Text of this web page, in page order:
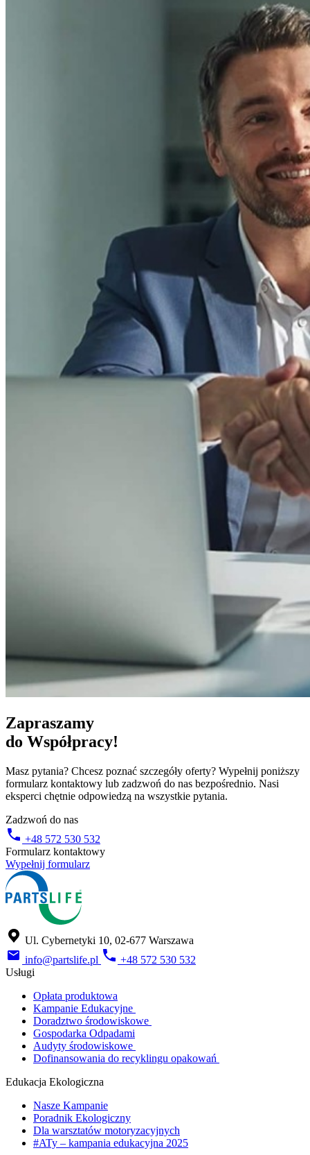
Zapraszamy
do Współpracy!
Masz pytania? Chcesz poznać szczegóły oferty? Wypełnij poniższy
formularz kontaktowy lub zadzwoń do nas bezpośrednio. Nasi
eksperci chętnie odpowiedzą na wszystkie pytania.
Zadzwoń do nas
+48 572 530 532​
Formularz kontaktowy
Wypełnij formularz
Ul. Cybernetyki 10, 02-677 Warszawa
info@partslife.pl
+48 572 530 532
Usługi
Opłata produktowa
Kampanie Edukacyjne
Doradztwo środowiskowe
Gospodarka Odpadami
Audyty środowiskowe
Dofinansowania do recyklingu opakowań
Edukacja Ekologiczna
Nasze Kampanie
Poradnik Ekologiczny
Dla warsztatów motoryzacyjnych
#ATy – kampania edukacyjna 2025